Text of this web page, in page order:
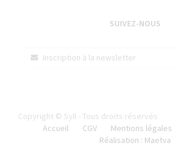
SUIVEZ-NOUS
Copyright © Syll - Tous droits réservés
Accueil
CGV Mentions légales
Réalisation : Maetva